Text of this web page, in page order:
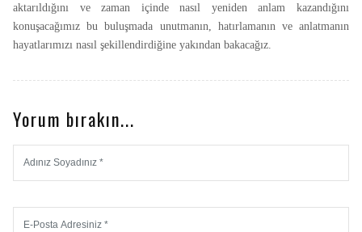
aktarıldığını ve zaman içinde nasıl yeniden anlam kazandığını
konuşacağımız bu buluşmada unutmanın, hatırlamanın ve anlatmanın
hayatlarımızı nasıl şekillendirdiğine yakından bakacağız.
Yorum bırakın...